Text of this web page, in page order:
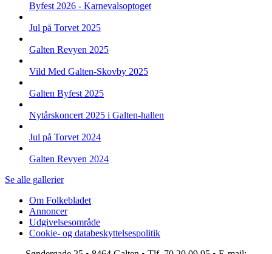
Byfest 2026 - Karnevalsoptoget
Jul på Torvet 2025
Galten Revyen 2025
Vild Med Galten-Skovby 2025
Galten Byfest 2025
Nytårskoncert 2025 i Galten-hallen
Jul på Torvet 2024
Galten Revyen 2024
Se alle gallerier
Top
navigation
Om Folkebladet
Annoncer
Udgivelsesområde
Cookie- og databeskyttelsespolitik